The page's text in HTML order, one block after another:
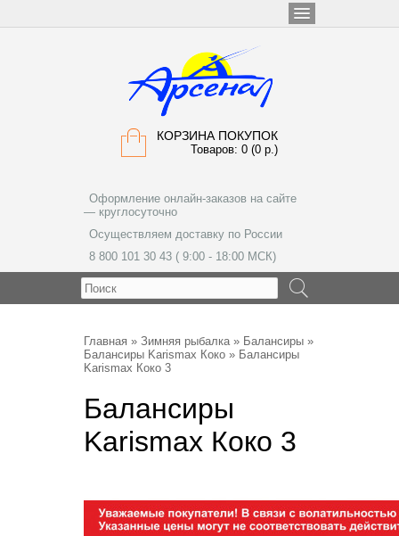
КОРЗИНА ПОКУПОК
Товаров: 0 (0 р.)
Оформление онлайн-заказов на сайте
— круглосуточно
Осуществляем доставку по России
8 800 101 30 43 ( 9:00 - 18:00 МСК)
Главная » Зимняя рыбалка» Балансиры »
Балансиры Karismax Коко » Балансиры
Karismax Коко 3
Балансиры
Karismax Коко 3